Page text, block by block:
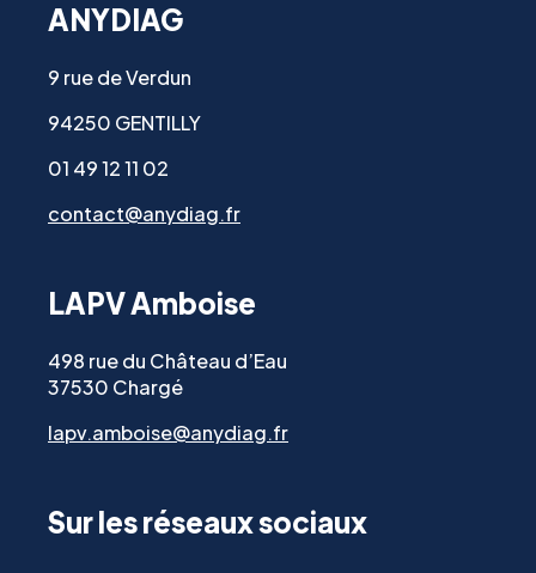
ANYDIAG
9 rue de Verdun
94250 GENTILLY
01 49 12 11 02
contact@anydiag.fr
LAPV Amboise
498 rue du Château d’Eau
37530 Chargé
lapv.amboise@anydiag.fr
Sur les réseaux sociaux